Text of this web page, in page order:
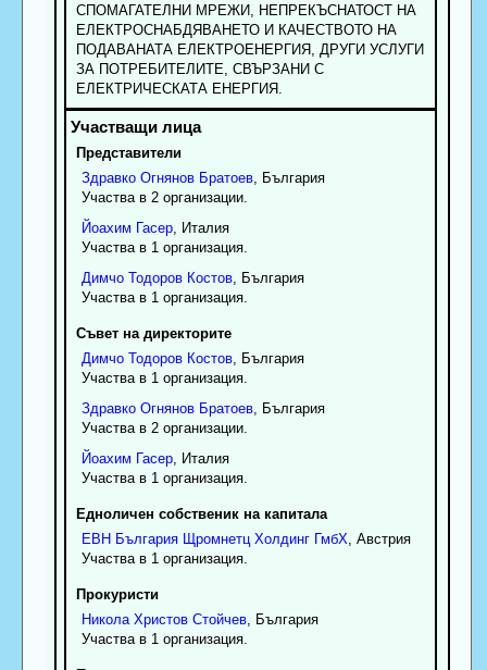
СПОМАГАТЕЛНИ МРЕЖИ, НЕПРЕКЪСНАТОСТ НА
ЕЛЕКТРОСНАБДЯВАНЕТО И КАЧЕСТВОТО НА
ПОДАВАНАТА ЕЛЕКТРОЕНЕРГИЯ, ДРУГИ УСЛУГИ
ЗА ПОТРЕБИТЕЛИТЕ, СВЪРЗАНИ С
ЕЛЕКТРИЧЕСКАТА ЕНЕРГИЯ.
Представители
Здравко Огнянов Братоев, България
Участва в 2 организации.
Йоахим Гасер, Италия
Участва в 1 организация.
Димчо Тодоров Костов, България
Участва в 1 организация.
Съвет на директорите
Димчо Тодоров Костов, България
Участва в 1 организация.
Здравко Огнянов Братоев, България
Участва в 2 организации.
Йоахим Гасер, Италия
Участва в 1 организация.
Едноличен собственик на капитала
ЕВН България Щромнетц Холдинг ГмбХ , Австрия
Участва в 1 организация.
Прокуристи
Никола Христов Стойчев, България
Участва в 1 организация.